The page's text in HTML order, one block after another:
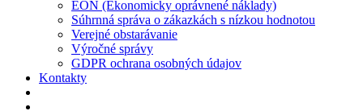
EON (Ekonomicky oprávnené náklady)
Súhrnná správa o zákazkách s nízkou hodnotou
Verejné obstarávanie
Výročné správy
GDPR ochrana osobných údajov
Kontakty